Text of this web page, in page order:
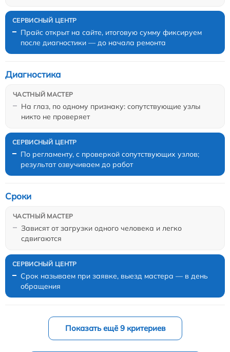
Прайс открыт на сайте, итоговую сумму фиксируем
после диагностики — до начала ремонта
На глаз, по одному признаку: сопутствующие узлы
никто не проверяет
Диагностика
По регламенту, с проверкой сопутствующих узлов;
результат озвучиваем до работ
Зависят от загрузки одного человека и легко
сдвигаются
Сроки
Срок называем при заявке, выезд мастера — в день
обращения
Показать ещё 9 критериев